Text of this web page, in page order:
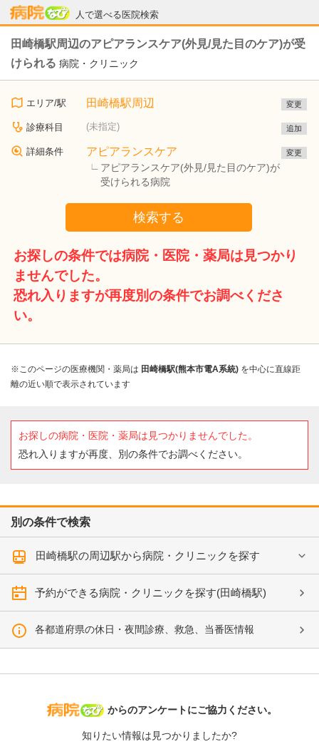
人で選べる医院検索
病院なび
田崎橋駅周辺のアピアランスケア(外見/見た目のケア)が受
けられる 病院・クリニック
エリア/駅 田崎橋駅周辺 変更
診療科目 (未指定) 追加
詳細条件 アピアランスケア
アピアランスケア(外見/見た目のケア)が
受けられる病院
変更
検索する
お探しの条件では病院・医院・薬局は見つかり
ませんでした。
恐れ入りますが再度別の条件でお調べくださ
い。
※このページの医療機関・薬局は 田崎橋駅(熊本市電A系統) を中心に直線距
離の近い順で表示されています
お探しの病院・医院・薬局は見つかりませんでした。
恐れ入りますが再度、別の条件でお調べください。
別の条件で検索
田崎橋駅の周辺駅から病院・クリニックを探す
予約ができる病院・クリニックを探す(田崎橋駅)
各都道府県の休日・夜間診療、救急、当番医情報
病院なび
からのアンケートにご協力ください。
知りたい情報は見つかりましたか?